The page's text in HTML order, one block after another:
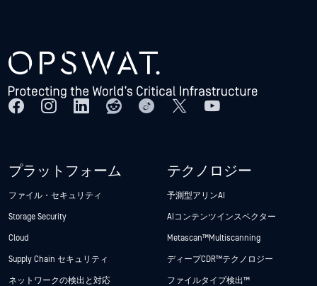
プラットフォーム
ファイル・セキュリティ
Storage Security
Cloud
Supply Chain セキュリティ
ネットワークの検出と対応
テクノロジー
予測型アリンAI
AIコンテンツインスペクター
Metascan™ Multiscanning
ディープCDR™テクノロジー
ファイルタイプ検出™